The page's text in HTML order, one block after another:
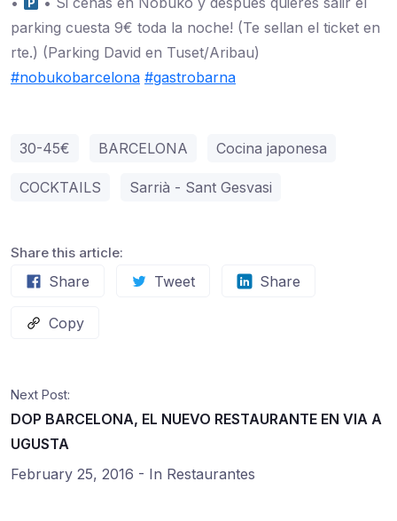
parking cuesta 9€ toda la noche! (Te sellan el ticket en
rte.) (Parking David en Tuset/Aribau)
#nobukobarcelona #gastrobarna
30-45€ BARCELONA Cocina japonesa
COCKTAILS Sarrià - Sant Gesvasi
Share this article:
Share Tweet Share
Copy
Next Post:
DOP BARCELONA, EL NUEVO RESTAURANTE EN VIA A
UGUSTA
February 25, 2016 - In Restaurantes